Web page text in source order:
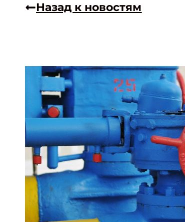
Назад к новостям